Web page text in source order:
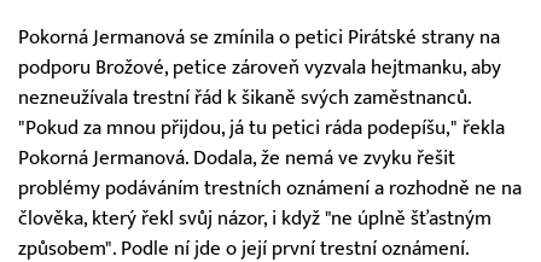
Pokorná Jermanová se zmínila o petici Pirátské strany na
podporu Brožové, petice zároveň vyzvala hejtmanku, aby
nezneužívala trestní řád k šikaně svých zaměstnanců.
"Pokud za mnou přijdou, já tu petici ráda podepíšu," řekla
Pokorná Jermanová. Dodala, že nemá ve zvyku řešit
problémy podáváním trestních oznámení a rozhodně ne na
člověka, který řekl svůj názor, i když "ne úplně šťastným
způsobem". Podle ní jde o její první trestní oznámení.